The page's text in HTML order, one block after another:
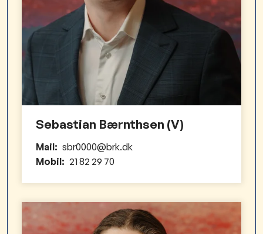
Sebastian Bærnthsen (V)
Mail: sbr0000@brk.dk
Mobil: 21 82 29 70